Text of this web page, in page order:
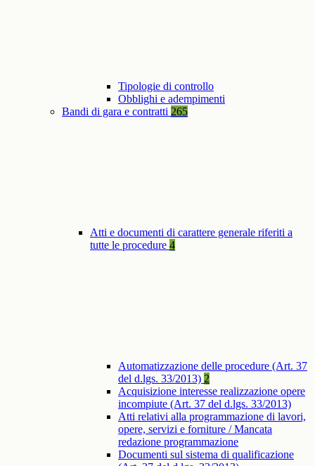
Tipologie di controllo
Obblighi e adempimenti
Bandi di gara e contratti 265
Atti e documenti di carattere generale riferiti a
tutte le procedure 4
Automatizzazione delle procedure (Art. 37
del d.lgs. 33/2013) 2
Acquisizione interesse realizzazione opere
incompiute (Art. 37 del d.lgs. 33/2013)
Atti relativi alla programmazione di lavori,
opere, servizi e forniture / Mancata
redazione programmazione
Documenti sul sistema di qualificazione